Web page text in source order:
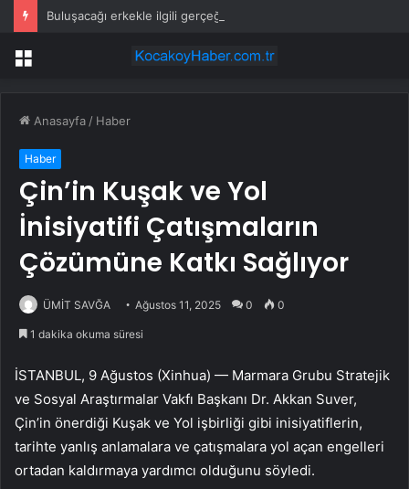
Menü
Anasayfa / Haber
Haber
Çin’in Kuşak ve Yol
İnisiyatifi Çatışmaların
Çözümüne Katkı Sağlıyor
ÜMİT SAVĞA Ağustos 11, 2025 0 0
1 dakika okuma süresi
İSTANBUL, 9 Ağustos (Xinhua) — Marmara Grubu Stratejik
ve Sosyal Araştırmalar Vakfı Başkanı Dr. Akkan Suver,
Çin’in önerdiği Kuşak ve Yol işbirliği gibi inisiyatiflerin,
tarihte yanlış anlamalara ve çatışmalara yol açan engelleri
ortadan kaldırmaya yardımcı olduğunu söyledi.